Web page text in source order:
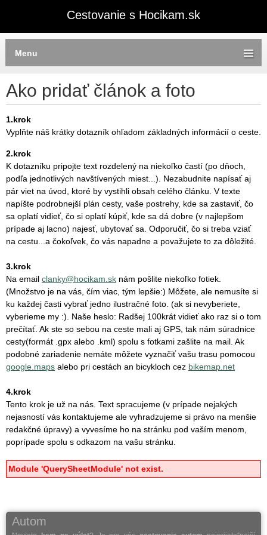
Cestovanie s Hocikam.sk
Ako pridať článok a foto
1.krok
Vyplňte náš krátky dotazník ohľadom základných informácií o ceste.
2.krok
K dotazníku pripojte text rozdelený na niekoľko častí (po dňoch,
podľa jednotlivých navštívených miest...). Nezabudnite napísať aj
pár viet na úvod, ktoré by vystihli obsah celého článku. V texte
napíšte podrobnejší plán cesty, vaše postrehy, kde sa zastaviť, čo
sa oplatí vidieť, čo si oplatí kúpiť, kde sa dá dobre (v najlepšom
prípade aj lacno) najesť, ubytovať sa. Odporučiť, čo si treba vziať
na cestu...a čokoľvek, čo vás napadne a považujete to za dôležité.
3.krok
Na email clanky@hocikam.sk nám pošlite niekoľko fotiek.
(Množstvo je na vás, čím viac, tým lepšie:) Môžete, ale nemusíte si
ku každej časti vybrať jedno ilustračné foto. (ak si nevyberiete,
vyberieme my :). Naše heslo: Radšej 100krát vidieť ako raz si o tom
prečítať. Ak ste so sebou na ceste mali aj GPS, tak nám súradnice
cesty(formát .gpx alebo .kml) spolu s fotkami zašlite na mail. Ak
podobné zariadenie nemáte môžete vyznačiť vašu trasu pomocou
google.maps alebo pri cestách an bicykloch cez bikemap.net
4.krok
Tento krok je už na nás. Text spracujeme (v prípade nejakých
nejasností vás kontaktujeme ale vyhradzujeme si právo na menšie
redakčné úpravy) a vyvesíme ho na stránku pod vaším menom,
poprípade spolu s odkazom na vašu stránku.
Module 'QuerySheetModule' not exist.
Menu
Autom